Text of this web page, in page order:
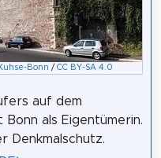
Bonn / CC BY-SA 4.0
auf dem
als Eigentümerin.
Denkmalschutz.